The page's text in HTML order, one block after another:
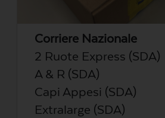
Corriere Nazionale
2 Ruote Express (SDA)
A & R (SDA)
Capi Appesi (SDA)
Extralarge (SDA)